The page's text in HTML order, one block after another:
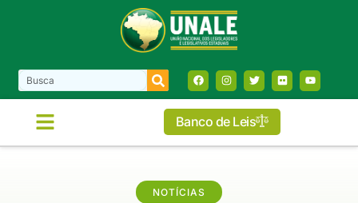
Banco de Leis
NOTÍCIAS